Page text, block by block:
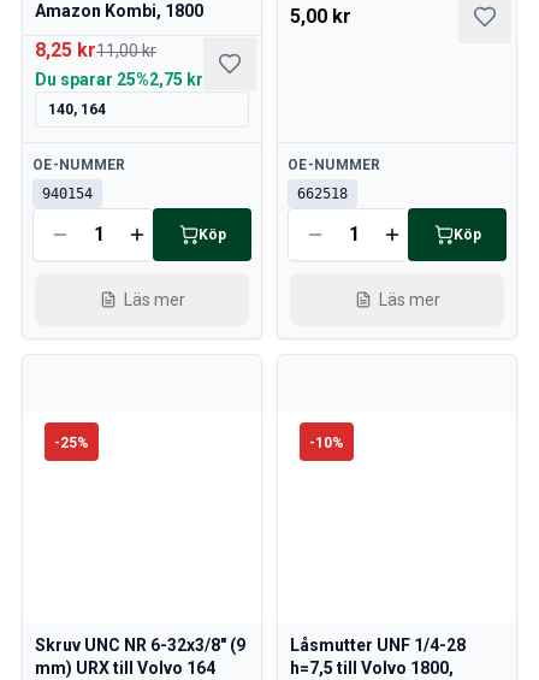
Amazon Kombi, 1800
8,25 kr11,00 kr
Du sparar 25%2,75 kr
140, 164
Tillgänglig
OE-NUMMER
940154
Köp
Läs mer
5,00 kr
Tillgänglig
OE-NUMMER
662518
Köp
Läs mer
-25%
Skruv UNC NR 6-32x3/8" (9
mm) URX till Volvo 164
-10%
Låsmutter UNF 1/4-28
h=7,5 till Volvo 1800,